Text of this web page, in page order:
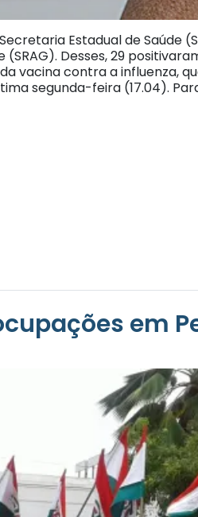
Estadual de Saúde
Desses, 29
vacina contra a influenza,
segunda-feira (17.04).
em